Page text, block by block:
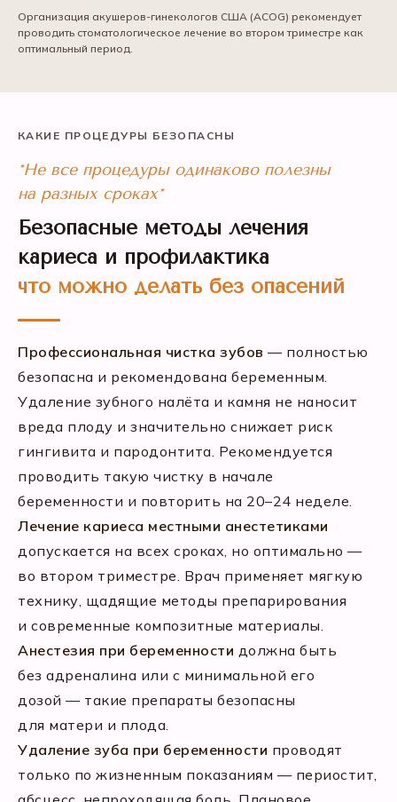
Организация акушеров-гинекологов США (ACOG) рекомендует
проводить стоматологическое лечение во втором триместре как
оптимальный период.
КАКИЕ ПРОЦЕДУРЫ БЕЗОПАСНЫ
*Не все процедуры одинаково полезны
на разных сроках*
Безопасные методы лечения
кариеса и профилактика
что можно делать без опасений
Профессиональная чистка зубов — полностью
безопасна и рекомендована беременным.
Удаление зубного налёта и камня не наносит
вреда плоду и значительно снижает риск
гингивита и пародонтита. Рекомендуется
проводить такую чистку в начале
беременности и повторить на 20–24 неделе.
Лечение кариеса местными анестетиками
допускается на всех сроках, но оптимально —
во втором триместре. Врач применяет мягкую
технику, щадящие методы препарирования
и современные композитные материалы.
Анестезия при беременности должна быть
без адреналина или с минимальной его
дозой — такие препараты безопасны
для матери и плода.
Удаление зуба при беременности проводят
только по жизненным показаниям — периостит,